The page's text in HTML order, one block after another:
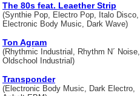
The 80s feat. Leaether Strip
(Synthie Pop, Electro Pop, Italo Disco,
Electronic Body Music, Dark Wave)
Ton Agram
(Rhythmic Industrial, Rhythm N´ Noise,
Oldschool Industrial)
Transponder
(Electronic Body Music, Dark Electro,